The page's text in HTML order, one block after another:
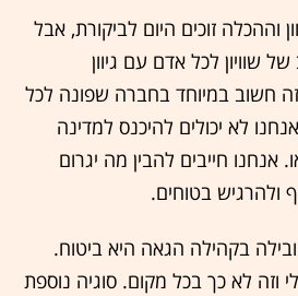
וההכלה זוכים היום לביקורת, אבל
שוויון לכל אדם עם גיוון
חשוב במיוחד בחברה שפונה לכל
לא יכולים להיכנס למדינה
אנחנו חייבים להבין מה יגרום
ולהרגיש בטוחים.
בקהילה הגאה היא ביטוח.
וזה לא כך בכל מקום. סוגיה נוספת